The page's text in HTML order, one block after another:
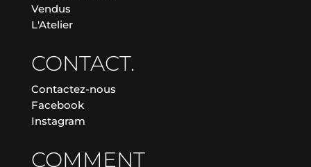
Vendus
L'Atelier
CONTACT.
Contactez-nous
Facebook
Instagram
COMMENT